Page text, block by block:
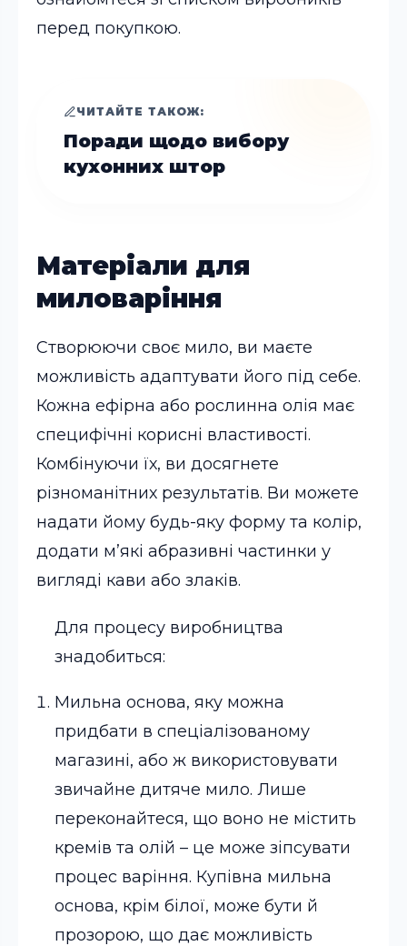
перед покупкою.
ЧИТАЙТЕ ТАКОЖ:
Поради щодо вибору
кухонних штор
Матеріали для
миловаріння
Створюючи своє мило, ви маєте
можливість адаптувати його під себе.
Кожна ефірна або рослинна олія має
специфічні корисні властивості.
Комбінуючи їх, ви досягнете
різноманітних результатів. Ви можете
надати йому будь-яку форму та колір,
додати м’які абразивні частинки у
вигляді кави або злаків.
Для процесу виробництва
знадобиться:
Мильна основа, яку можна
придбати в спеціалізованому
магазині, або ж використовувати
звичайне дитяче мило. Лише
переконайтеся, що воно не містить
кремів та олій – це може зіпсувати
процес варіння. Купівна мильна
основа, крім білої, може бути й
прозорою, що дає можливість